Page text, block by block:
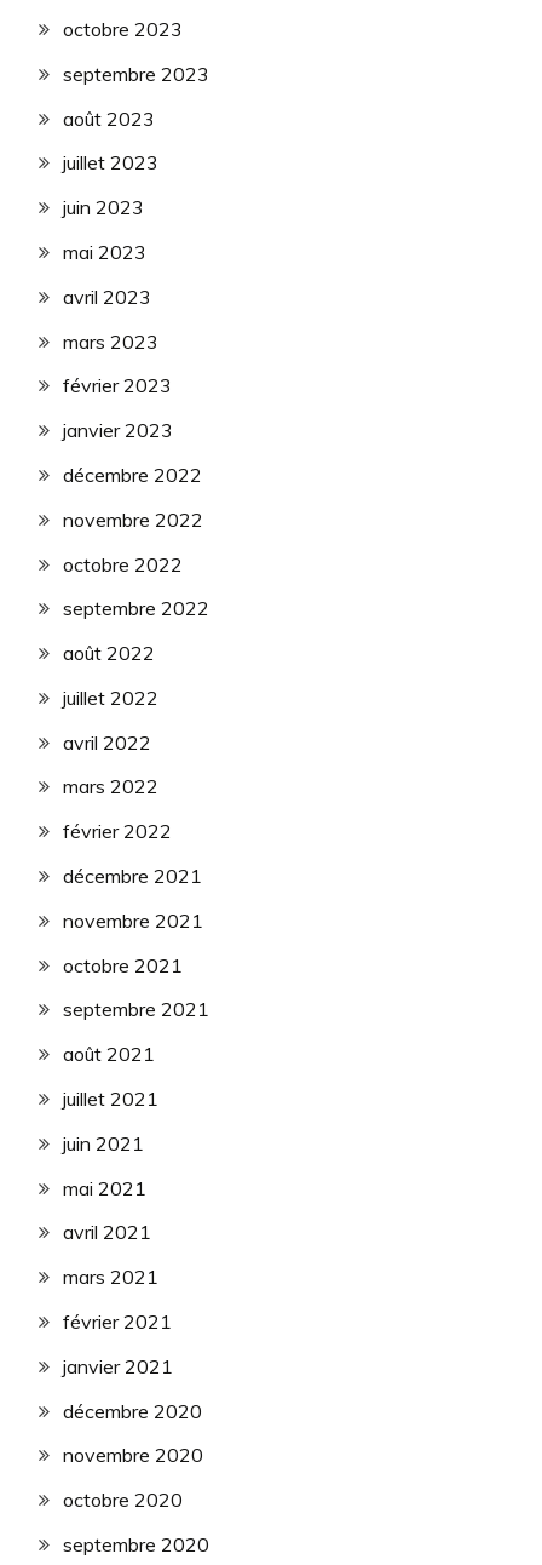
octobre 2023
septembre 2023
août 2023
juillet 2023
juin 2023
mai 2023
avril 2023
mars 2023
février 2023
janvier 2023
décembre 2022
novembre 2022
octobre 2022
septembre 2022
août 2022
juillet 2022
avril 2022
mars 2022
février 2022
décembre 2021
novembre 2021
octobre 2021
septembre 2021
août 2021
juillet 2021
juin 2021
mai 2021
avril 2021
mars 2021
février 2021
janvier 2021
décembre 2020
novembre 2020
octobre 2020
septembre 2020